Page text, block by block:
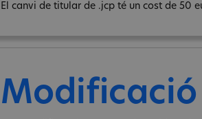
El canvi de titular de .jcp té un cost de 50
Modificació